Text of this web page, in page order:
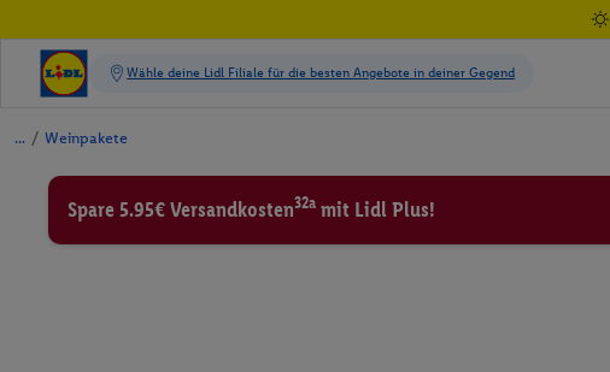
/ Weinpakete
Spare 5.95€ Versandkosten32a mit Lidl Plus!